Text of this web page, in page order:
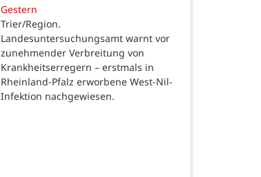
Gestern
Trier/Region.
Landesuntersuchungsamt warnt vor
zunehmender Verbreitung von
Krankheitserregern – erstmals in
Rheinland-Pfalz erworbene West-Nil-
Infektion nachgewiesen.